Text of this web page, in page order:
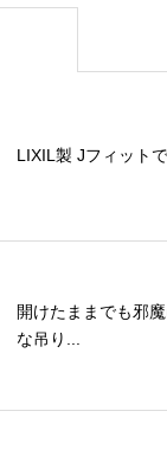
LIXIL製 Jフィット
開けたままでも邪
な吊り...